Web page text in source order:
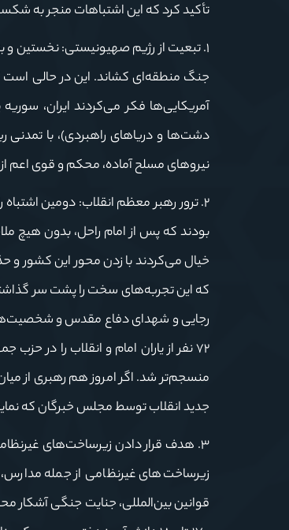
تأکید کرد که این اشتباهات منجر به
۱. تبعیت از رژیم صهیونیستی: نخستین و
جنگ منطقه‌ای کشاند. این در حالی است
آمریکایی‌ها فکر می‌کردند ایران،
نیروهای مسلح آماده، محکم و قوی اعم
۲. ترور رهبر معظم انقلاب: دومین
بودند که پس از امام راحل، بدون هیچ
که این تجربه‌های سخت را پشت سر
رجایی و شهدای دفاع مقدس و
۷۲ نفر از یاران امام و انقلاب را در
منسجم‌تر شد. اگر امروز هم رهبری از
جدید انقلاب توسط مجلس خبرگان که
۳. هدف قرار دادن زیرساخت‌های
زیرساخت‌های غیرنظامی از جمله
قوانین بین‌المللی، جنایت جنگی آشکار